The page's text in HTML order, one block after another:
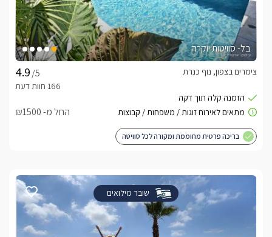
בל- סוויטות יוקרה
/5
צימרים בצפון, נוף כנרת
החל מ- ₪1500
בריכה פרטית מחוממת ומקורה לכל סוויטה
שובר מילואים